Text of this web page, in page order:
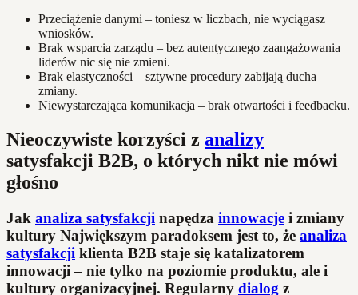
Przeciążenie danymi – toniesz w liczbach, nie wyciągasz
wniosków.
Brak wsparcia zarządu – bez autentycznego zaangażowania
liderów nic się nie zmieni.
Brak elastyczności – sztywne procedury zabijają ducha
zmiany.
Niewystarczająca komunikacja – brak otwartości i feedbacku.
Nieoczywiste korzyści z analizy
satysfakcji B2B, o których nikt nie mówi
głośno
Jak analiza satysfakcji napędza innowacje i zmiany
kultury Największym paradoksem jest to, że analiza
satysfakcji klienta B2B staje się katalizatorem
innowacji – nie tylko na poziomie produktu, ale i
kultury organizacyjnej. Regularny dialog z